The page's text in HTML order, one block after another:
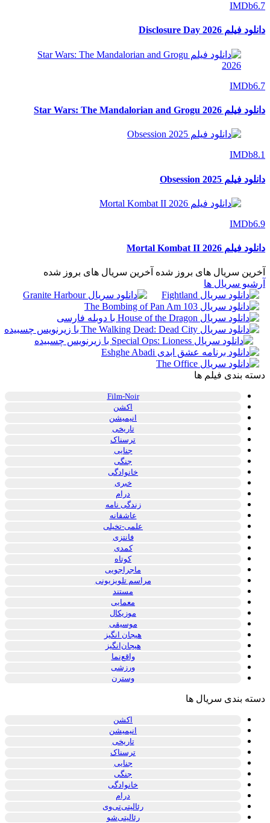
IMDb6.7
دانلود فیلم Disclosure Day 2026
IMDb6.7
دانلود فیلم Star Wars: The Mandalorian and Grogu 2026
IMDb8.1
دانلود فیلم Obsession 2025
IMDb6.9
دانلود فیلم Mortal Kombat II 2026
آخرین سریال های بروز شده آخرین سریال های بروز شده
آرشیو سریال ها
دسته بندی فیلم ها
Film-Noir
اکشن
انیمیشن
تاریخی
ترسناک
جنایی
جنگی
خانوادگی
خبری
درام
زندگی نامه
عاشقانه
علمی-تخیلی
فانتزی
کمدی
کوتاه
ماجراجویی
مراسم تلویزیونی
مستند
معمایی
موزیکال
موسیقی
هیجان انگیز
هیجان‌انگیز
واقع‌نما
ورزشی
وسترن
دسته بندی سریال ها
اکشن
انیمیشن
تاریخی
ترسناک
جنایی
جنگی
خانوادگی
درام
رئالیتی‌تی‌وی
رئالیتی‌شو